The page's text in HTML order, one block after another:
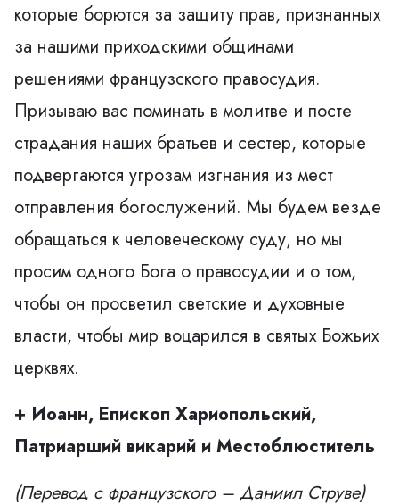
которые борются за защиту прав, признанных
за нашими приходскими общинами
решениями французского правосудия.
Призываю вас поминать в молитве и посте
страдания наших братьев и сестер, которые
подвергаются угрозам изгнания из мест
отправления богослужений. Мы будем везде
обращаться к человеческому суду, но мы
просим одного Бога о правосудии и о том,
чтобы он просветил светские и духовные
власти, чтобы мир воцарился в святых Божьих
церквях.
+ Иоанн, Епископ Хариопольский,
Патриарший викарий и Местоблюститель
(Перевод с французского – Даниил Струве)